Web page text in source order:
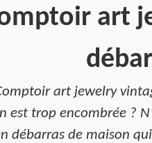
art
art jewelry
est trop encombrée ?
débarras de maison